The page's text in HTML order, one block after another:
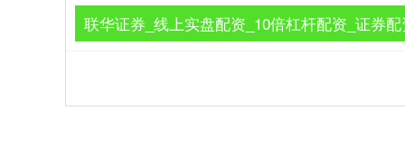
联华证券_线上实盘配资_10倍杠杆配资_证券